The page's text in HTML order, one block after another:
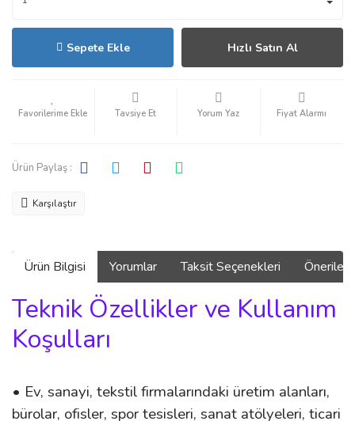
Sepete Ekle Hızlı Satın Al
Tavsiye Et Yorum Yaz Fiyat Alarmı
Ürün Paylaş :
Karşılaştır
Ürün Bilgisi Yorumlar Taksit Seçenekleri
Teknik Özellikler ve Kullanım
Koşulları
• Ev, sanayi, tekstil firmalarındaki üretim alanları,
bürolar, ofisler, spor tesisleri, sanat atölyeleri, ticari